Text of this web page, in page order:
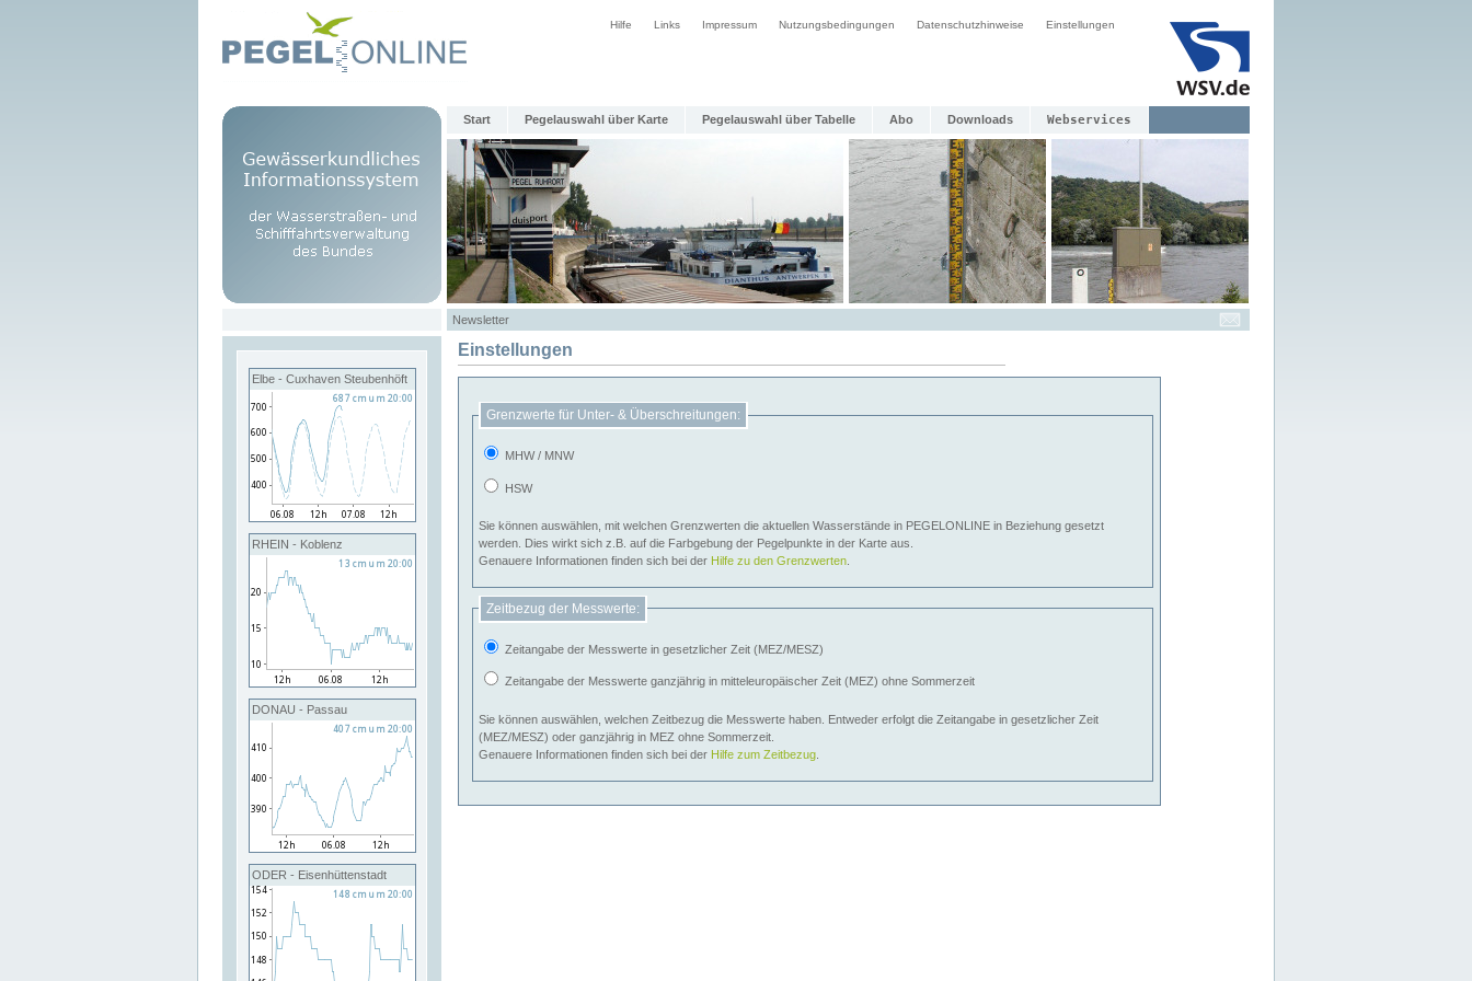
Hilfe Links Impressum Nutzungsbedingungen Datenschutzhinweise Einstellungen
Start Pegelauswahl über Karte Pegelauswahl über Tabelle Abo Downloads Webservices
Newsletter
Elbe - Cuxhaven Steubenhöft
RHEIN - Koblenz
DONAU - Passau
ODER - Eisenhüttenstadt
Einstellungen
Grenzwerte für Unter- & Überschreitungen:
MHW / MNW
HSW
Sie können auswählen, mit welchen Grenzwerten die aktuellen Wasserstände in PEGELONLINE in Beziehung gesetzt
werden. Dies wirkt sich z.B. auf die Farbgebung der Pegelpunkte in der Karte aus.
Genauere Informationen finden sich bei der Hilfe zu den Grenzwerten
Zeitbezug der Messwerte:
Zeitangabe der Messwerte in gesetzlicher Zeit (MEZ/MESZ)
Zeitangabe der Messwerte ganzjährig in mitteleuropäischer Zeit (MEZ) ohne Sommerzeit
Sie können auswählen, welchen Zeitbezug die Messwerte haben. Entweder erfolgt die Zeitangabe in gesetzlicher Zeit
(MEZ/MESZ) oder ganzjährig in MEZ ohne Sommerzeit.
Genauere Informationen finden sich bei der Hilfe zum Zeitbezug